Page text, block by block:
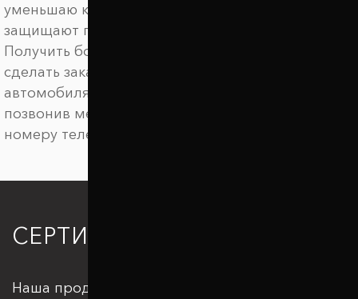
уменьшаю крен автомобиля в поворотах,
защищают подвеску от пробоев.
Получить более детальную информацию,
сделать заказ на межвитковые проставки для
автомобиля Honda FIT. можно онлайн или
позвонив менеджеру по удобному для вас
номеру телефона.
СЕРТИФИКАЦИЯ
Наша продукция отвечает всем стандартам